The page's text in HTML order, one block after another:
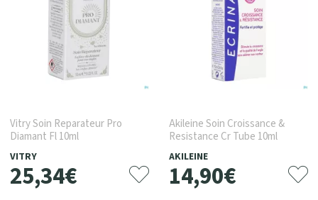
Vitry Soin Reparateur Pro
Diamant Fl 10ml
VITRY
25,34€
Akileine Soin Croissance &
Resistance Cr Tube 10ml
AKILEINE
14,90€